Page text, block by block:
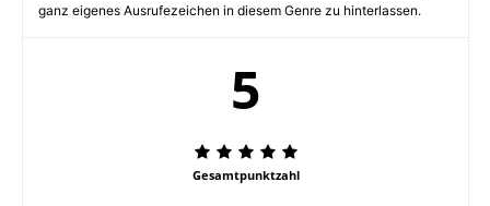
ganz eigenes Ausrufezeichen in diesem Genre zu hinterlassen.
5
Gesamtpunktzahl